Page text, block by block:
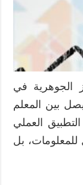
العملية
التعليمية
مغلقة
الجوهرية في
يصل بين المعلم
العملي
بل